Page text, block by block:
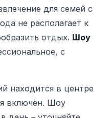
для семей с
не располагает к
отдых. Шоу
с
находится в центре
включён. Шоу